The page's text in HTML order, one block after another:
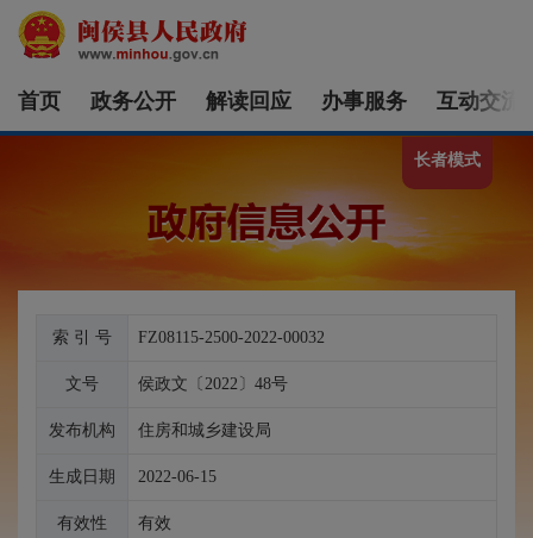
首页 政务公开 解读回应 办事服务 互动交流
长者模式
索 引 号 FZ08115-2500-2022-00032
文号 侯政文〔2022〕48号
发布机构 住房和城乡建设局
生成日期 2022-06-15
有效性 有效